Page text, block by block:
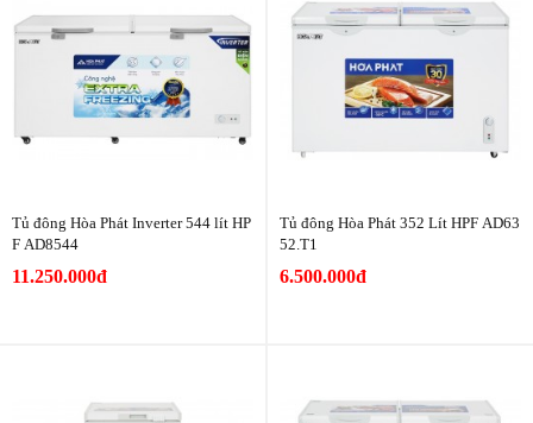
Tủ đông Hòa Phát Inverter 544 lít HP
F AD8544
11.250.000đ
Tủ đông Hòa Phát 352 Lít HPF AD63
52.T1
6.500.000đ